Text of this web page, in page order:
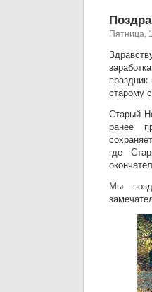
Пятница,
старому
Старый
ранее
где
Мы